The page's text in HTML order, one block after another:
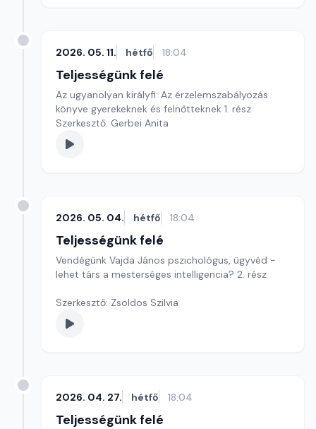
2026. 05. 11. hétfő 18:04
Teljességünk felé
Az ugyanolyan királyfi: Az érzelemszabályozás
könyve gyerekeknek és felnőtteknek 1. rész
Szerkesztő: Gerbei Anita
2026. 05. 04. hétfő 18:04
Teljességünk felé
Vendégünk Vajda János pszichológus, ügyvéd -
lehet társ a mesterséges intelligencia? 2. rész
Szerkesztő: Zsoldos Szilvia
2026. 04. 27. hétfő 18:04
Teljességünk felé